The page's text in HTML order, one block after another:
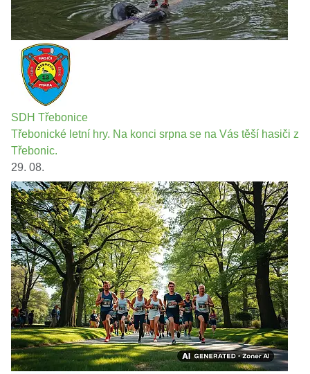
SDH Třebonice
Třebonické letní hry. Na konci srpna se na Vás těší hasiči z
Třebonic.
29. 08.